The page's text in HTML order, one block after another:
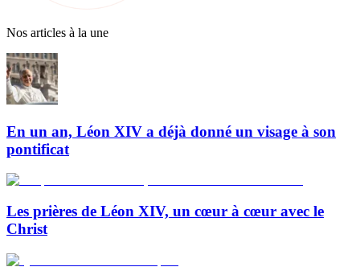
Nos articles à la une
En un an, Léon XIV a déjà donné un visage à son
pontificat
Les prières de Léon XIV, un cœur à cœur avec le
Christ